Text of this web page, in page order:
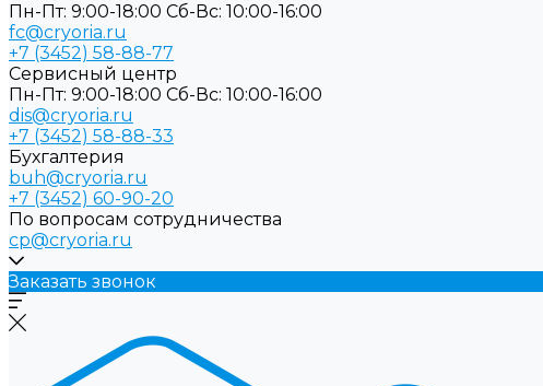
Пн-Пт: 9:00-18:00 Cб-Вс: 10:00-16:00
fc@cryoria.ru
+7 (3452) 58-88-77
Сервисный центр
Пн-Пт: 9:00-18:00 Cб-Вс: 10:00-16:00
dis@cryoria.ru
+7 (3452) 58-88-33
Бухгалтерия
buh@cryoria.ru
+7 (3452) 60-90-20
По вопросам сотрудничества
cp@cryoria.ru
Заказать звонок